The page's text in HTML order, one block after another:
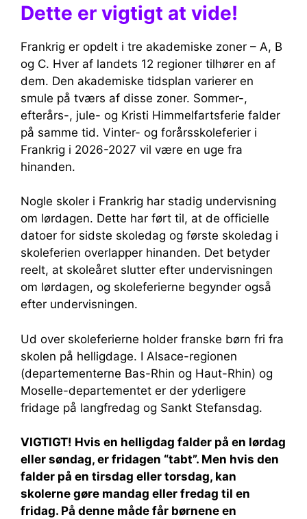
Dette er vigtigt at vide!
Frankrig er opdelt i tre akademiske zoner – A, B
og C. Hver af landets 12 regioner tilhører en af ​​
dem. Den akademiske tidsplan varierer en
smule på tværs af disse zoner. Sommer-,
efterårs-, jule- og Kristi Himmelfartsferie falder
på samme tid. Vinter- og forårsskoleferier i
Frankrig i 2026-2027 vil være en uge fra
hinanden.
Nogle skoler i Frankrig har stadig undervisning
om lørdagen. Dette har ført til, at de officielle
datoer for sidste skoledag og første skoledag i
skoleferien overlapper hinanden. Det betyder
reelt, at skoleåret slutter efter undervisningen
om lørdagen, og skoleferierne begynder også
efter undervisningen.
Ud over skoleferierne holder franske børn fri fra
skolen på helligdage. I Alsace-regionen
(departementerne Bas-Rhin og Haut-Rhin) og
Moselle-departementet er der yderligere
fridage på langfredag ​​og Sankt Stefansdag.
VIGTIGT! Hvis en helligdag falder på en lørdag
eller søndag, er fridagen “tabt”. Men hvis den
falder på en tirsdag eller torsdag, kan
skolerne gøre mandag eller fredag ​​til en
fridag. På denne måde får børnene en